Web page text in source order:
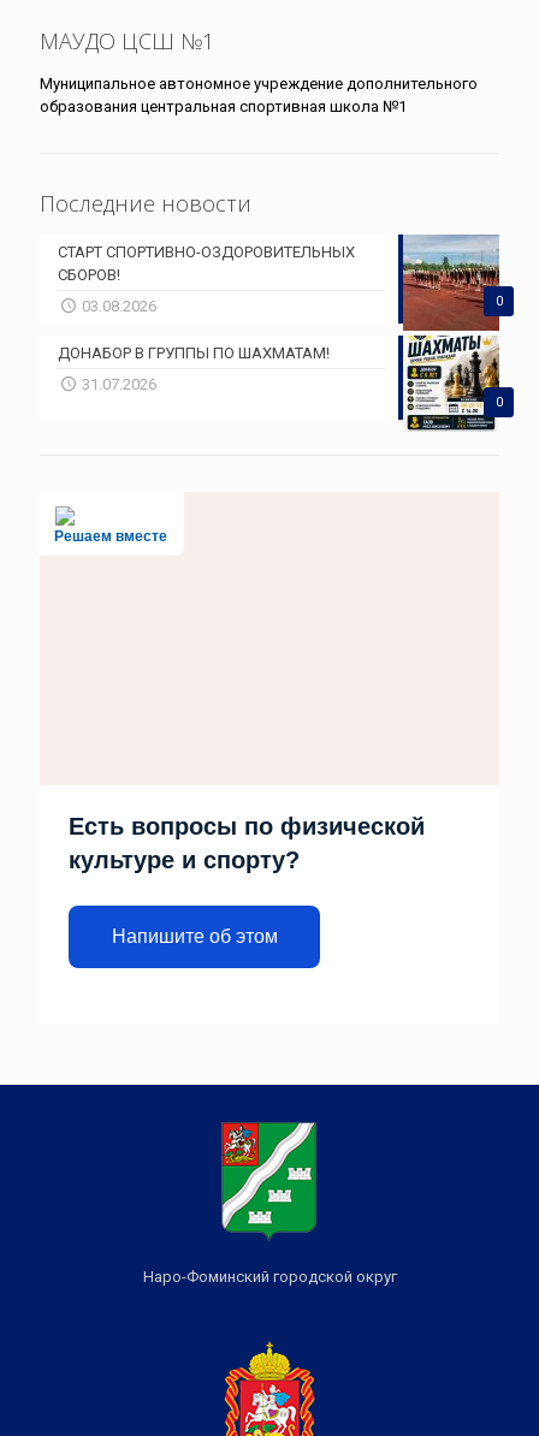
МАУДО ЦСШ №1
Муниципальное автономное учреждение дополнительного
образования центральная спортивная школа №1
Последние новости
0
СТАРТ СПОРТИВНО-ОЗДОРОВИТЕЛЬНЫХ
СБОРОВ!
03.08.2026
0
ДОНАБОР В ГРУППЫ ПО ШАХМАТАМ!
31.07.2026
Решаем вместе
Есть вопросы по физической
культуре и спорту?
Напишите об этом
Наро-Фоминский городской округ